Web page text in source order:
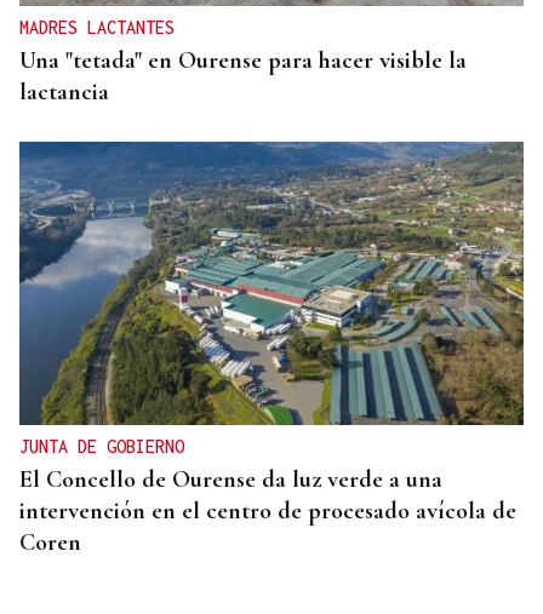
MADRES LACTANTES
Una "tetada" en Ourense para hacer visible la
lactancia
JUNTA DE GOBIERNO
El Concello de Ourense da luz verde a una
intervención en el centro de procesado avícola de
Coren